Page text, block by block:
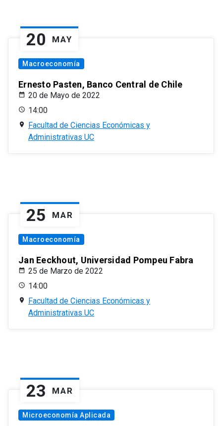
20 MAY
Macroeconomía
Ernesto Pasten, Banco Central de Chile
20 de Mayo de 2022
14:00
Facultad de Ciencias Económicas y
Administrativas UC
25 MAR
Macroeconomía
Jan Eeckhout, Universidad Pompeu Fabra
25 de Marzo de 2022
14:00
Facultad de Ciencias Económicas y
Administrativas UC
23 MAR
Microeconomía Aplicada